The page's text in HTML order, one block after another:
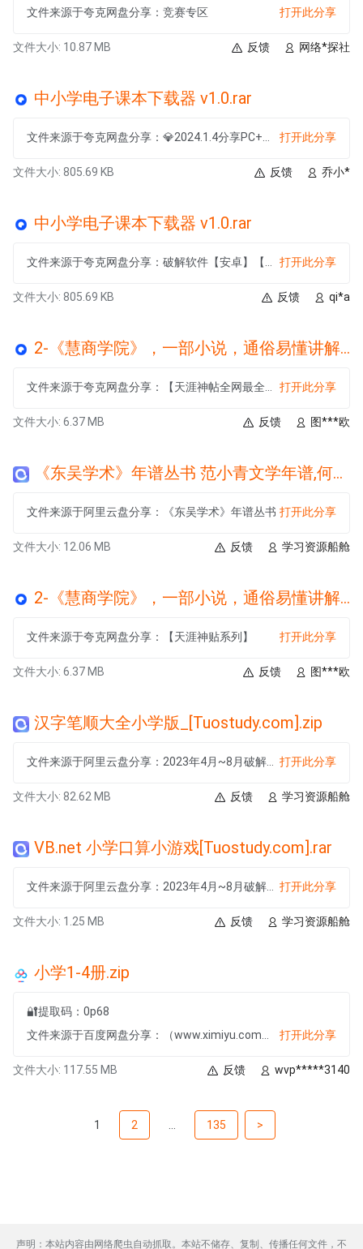
文件来源于夸克网盘分享：竞赛专区 打开此分享
文件大小: 10.87 MB 网络*探社
反馈
中小学电子课本下载器 v1.0.rar
打开此分享
文件大小: 805.69 KB 乔小*
反馈
中小学电子课本下载器 v1.0.rar
打开此分享
文件大小: 805.69 KB qi*a
反馈
2-《慧商学院》，一部小说，通俗易懂讲解营销体系，喜欢学习请打开.rar
打开此分享
文件大小: 6.37 MB 图***欧
反馈
《东吴学术》年谱丛书 范小青文学年谱,何平编著,上海：复旦大学出版社_13847115.zip
文件来源于阿里云盘分享：《东吴学术》年谱丛书 打开此分享
文件大小: 12.06 MB 学习资源船舱
反馈
2-《慧商学院》，一部小说，通俗易懂讲解营销体系，喜欢学习请打开.rar
文件来源于夸克网盘分享：【天涯神贴系列】 打开此分享
文件大小: 6.37 MB 图***欧
反馈
汉字笔顺大全小学版_[Tuostudy.com].zip
打开此分享
文件大小: 82.62 MB 学习资源船舱
反馈
VB.net 小学口算小游戏[Tuostudy.com].rar
打开此分享
文件大小: 1.25 MB 学习资源船舱
反馈
小学1-4册.zip
🔐提取码：0p68
打开此分享
文件大小: 117.55 MB wvp*****3140
反馈
1 2 135 >
声明：本站内容由网络爬虫自动抓取。本站不储存、复制、传播任何文件，不